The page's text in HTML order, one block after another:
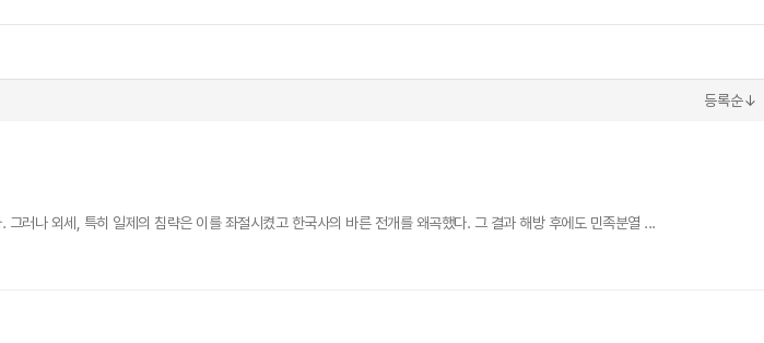
등록순↓
러나 외세, 특히 일제의 침략은 이를 좌절시켰고 한국사의 바른 전개를 왜곡했다. 그 결과 해방 후에도 민족분열 ...